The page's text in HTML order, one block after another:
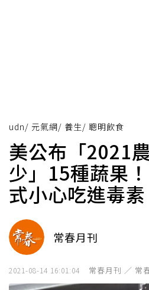
udn/ 元氣網/ 養生/ 聰明飲食
美公布「2021
少」15種蔬果
式小心吃進毒素
常春月刊
2021-08-14 16:01:04 常春月刊 ／ 常